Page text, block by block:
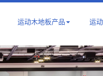
运动木地板产品 运